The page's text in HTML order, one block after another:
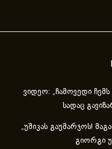
ვიდეო: „ჩამოვედი
სადაც
„უშიკას გაუმარჯოს!
გიორგი